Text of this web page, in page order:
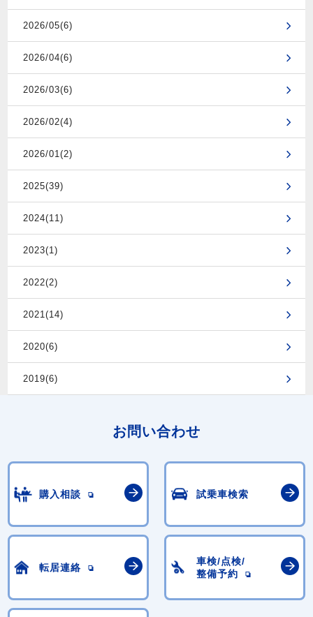
2026/05(6)
2026/04(6)
2026/03(6)
2026/02(4)
2026/01(2)
2025(39)
2024(11)
2023(1)
2022(2)
2021(14)
2020(6)
2019(6)
お問い合わせ
購入相談 試乗車検索
転居連絡
車検/点検/
整備予約